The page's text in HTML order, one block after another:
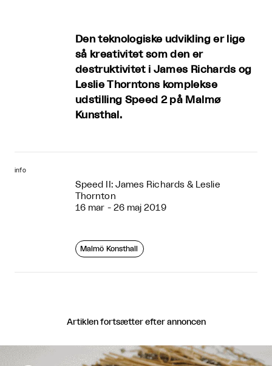
Den teknologiske udvikling er lige
så kreativitet som den er
destruktivitet i James Richards og
Leslie Thorntons komplekse
udstilling Speed 2 på Malmø
Kunsthal.
info
Speed II: James Richards & Leslie
Thornton
16 mar - 26 maj 2019
Malmö Konsthall
Artiklen fortsætter efter annoncen